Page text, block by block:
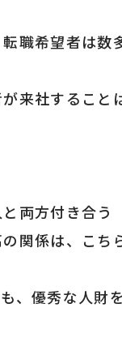
職希望者は数
来社すること
両方付き合う
関係は、こち
、優秀な人財